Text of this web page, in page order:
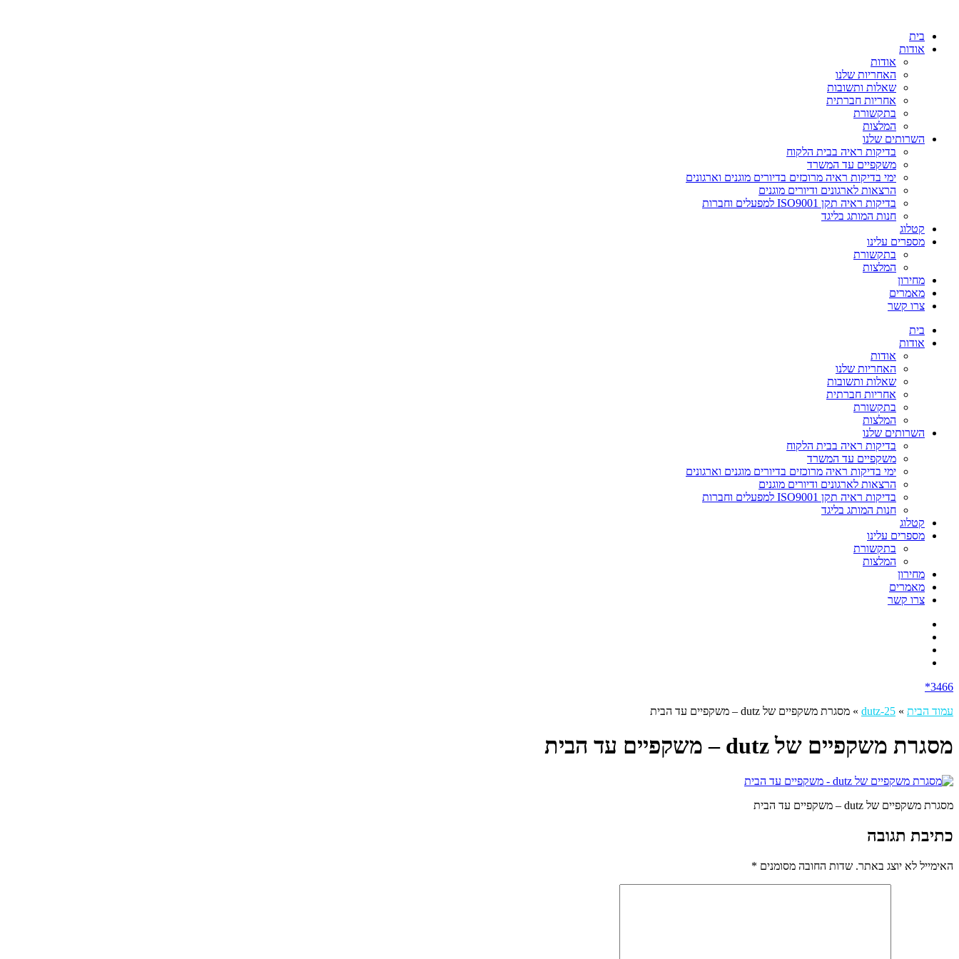
בית
אודות
אודות
האחריות שלנו
שאלות ותשובות
אחריות חברתית
בתקשורת
המלצות
השרותים שלנו
בדיקות ראיה בבית הלקוח
משקפיים עד המשרד
ימי בדיקות ראיה מרוכזים בדיורים מוגנים וארגונים
הרצאות לארגונים ודיורים מוגנים
בדיקות ראיה תקן ISO9001 למפעלים וחברות
חנות המותג בליגד
קטלוג
מספרים עלינו
בתקשורת
המלצות
מחירון
מאמרים
צרו קשר
בית
אודות
אודות
האחריות שלנו
שאלות ותשובות
אחריות חברתית
בתקשורת
המלצות
השרותים שלנו
בדיקות ראיה בבית הלקוח
משקפיים עד המשרד
ימי בדיקות ראיה מרוכזים בדיורים מוגנים וארגונים
הרצאות לארגונים ודיורים מוגנים
בדיקות ראיה תקן ISO9001 למפעלים וחברות
חנות המותג בליגד
קטלוג
מספרים עלינו
בתקשורת
המלצות
מחירון
מאמרים
צרו קשר
3466*
עמוד הבית »
dutz-25
» מסגרת משקפיים של dutz – משקפיים עד הבית
מסגרת משקפיים של dutz – משקפיים עד הבית
מסגרת משקפיים של dutz – משקפיים עד הבית
כתיבת תגובה
האימייל לא יוצג באתר. שדות החובה מסומנים *